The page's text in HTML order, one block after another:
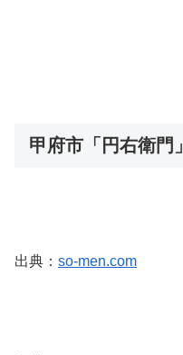
甲府市「円右衛門」
出典： so-men.com